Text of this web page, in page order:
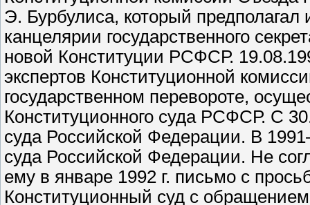
Э. Бурбулиса, который предполагал
канцелярии государственного
новой Конституции РСФСР.
экспертов Конституционной
государственном перевороте,
Конституционного суда РСФСР. С
суда Российской Федерации. В
суда Российской Федерации. Не
ему в январе 1992 г. письмо с
Конституционный суд с обращением